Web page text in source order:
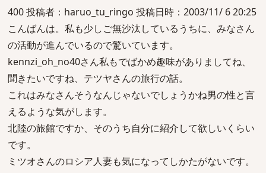
400 投稿者：haruo_tu_ringo 投稿日時：2003/11/ 6 20:25
こんばんは。私も少しご無沙汰しているうちに、みなさん
の活動が進んでいるので驚いています。
kennzi_oh_no40さん私もでばかめ趣味がありましてね、
聞きたいですね、テツヤさんの旅行の話。
これはみなさんそうなんじゃないでしょうかね男の性と言
えるような気がします。
北陸の旅館ですか、そのうち自分に紹介して欲しいくらい
です。
ミツオさんのロシア人妻も気になってしかたがないです。